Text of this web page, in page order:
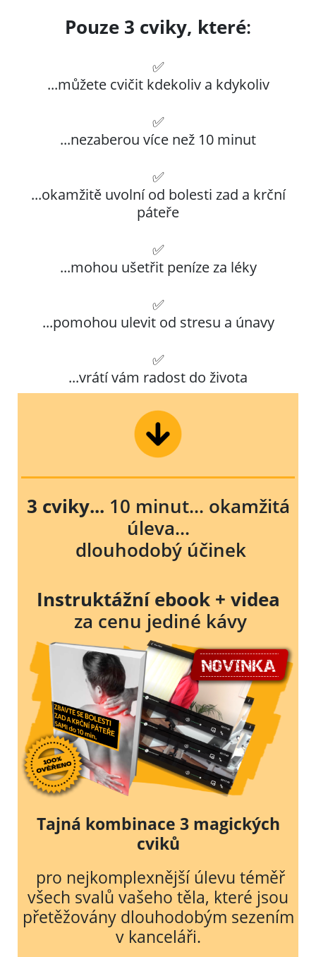
Pouze 3 cviky, které:
✅
...můžete cvičit kdekoliv a kdykoliv
✅
...nezaberou více než 10 minut
✅
...okamžitě uvolní od bolesti zad a krční
páteře
✅
...mohou ušetřit peníze za léky
✅
...pomohou ulevit od stresu a únavy
✅
...vrátí vám radost do života
3 cviky... 10 minut... okamžitá
úleva...
dlouhodobý účinek
Instruktážní ebook + videa
za cenu jediné kávy
Tajná kombinace 3 magických
cviků
pro nejkomplexnějšíúlevu téměř
všech svalů vašeho těla, které jsou
přetěžovány dlouhodobým sezením
v kanceláři.